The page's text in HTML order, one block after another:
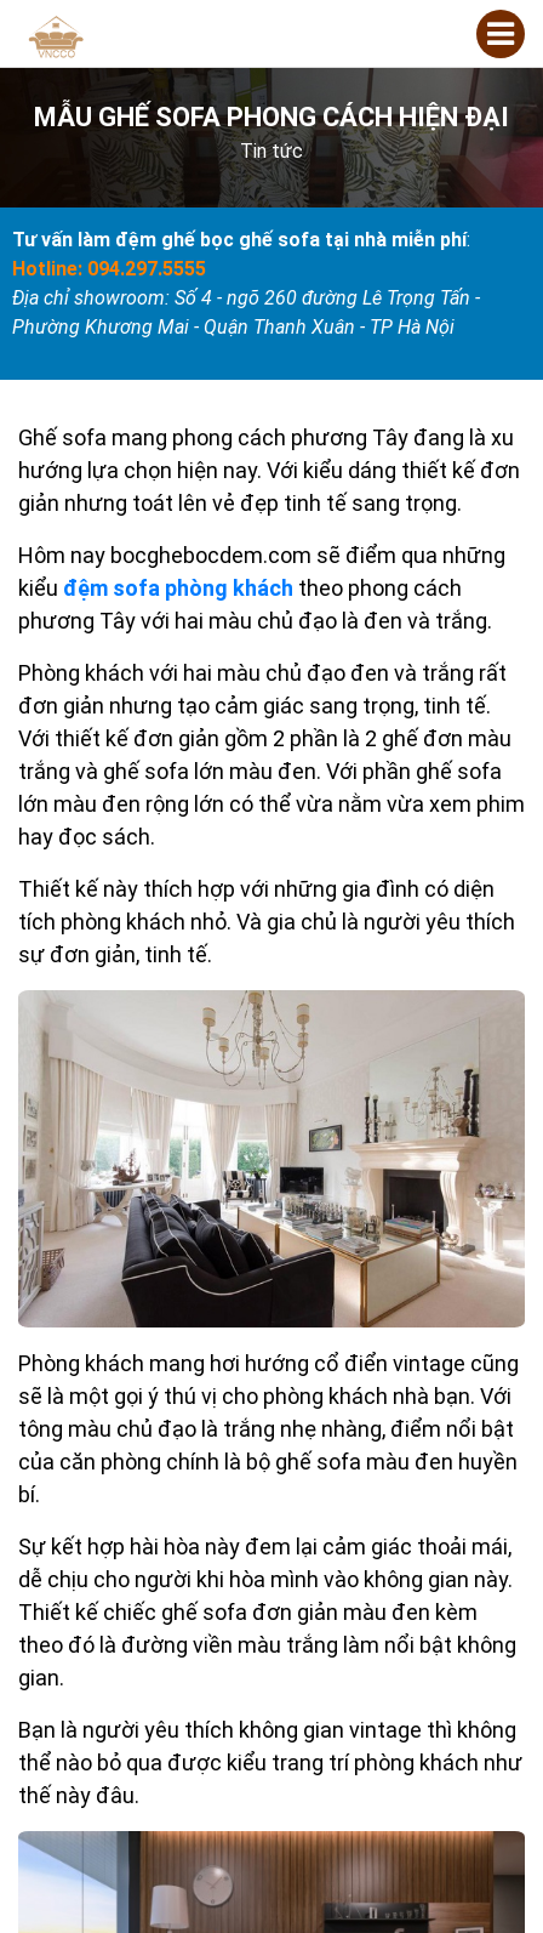
MẪU GHẾ SOFA PHONG CÁCH HIỆN ĐẠI
Tin tức
Tư vấn làm đệm ghế bọc ghế sofa tại nhà miễn phí:
Hotline: 094.297.5555
Địa chỉ showroom: Số 4 - ngõ 260 đường Lê Trọng Tấn -
Phường Khương Mai - Quận Thanh Xuân - TP Hà Nội
Ghế sofa mang phong cách phương Tây đang là xu
hướng lựa chọn hiện nay. Với kiểu dáng thiết kế đơn
giản nhưng toát lên vẻ đẹp tinh tế sang trọng.
Hôm nay bocghebocdem.com sẽ điểm qua những
kiểu đệm sofa phòng khách theo phong cách
phương Tây với hai màu chủ đạo là đen và trắng.
Phòng khách với hai màu chủ đạo đen và trắng rất
đơn giản nhưng tạo cảm giác sang trọng, tinh tế.
Với thiết kế đơn giản gồm 2 phần là 2 ghế đơn màu
trắng và ghế sofa lớn màu đen. Với phần ghế sofa
lớn màu đen rộng lớn có thể vừa nằm vừa xem phim
hay đọc sách.
Thiết kế này thích hợp với những gia đình có diện
tích phòng khách nhỏ. Và gia chủ là người yêu thích
sự đơn giản, tinh tế.
Phòng khách mang hơi hướng cổ điển vintage cũng
sẽ là một gọi ý thú vị cho phòng khách nhà bạn. Với
tông màu chủ đạo là trắng nhẹ nhàng, điểm nổi bật
của căn phòng chính là bộ ghế sofa màu đen huyền
bí.
Sự kết hợp hài hòa này đem lại cảm giác thoải mái,
dễ chịu cho người khi hòa mình vào không gian này.
Thiết kế chiếc ghế sofa đơn giản màu đen kèm
theo đó là đường viền màu trắng làm nổi bật không
gian.
Bạn là người yêu thích không gian vintage thì không
thể nào bỏ qua được kiểu trang trí phòng khách như
thế này đâu.